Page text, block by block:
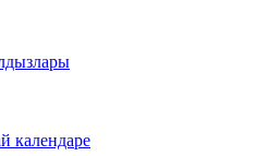
календаре